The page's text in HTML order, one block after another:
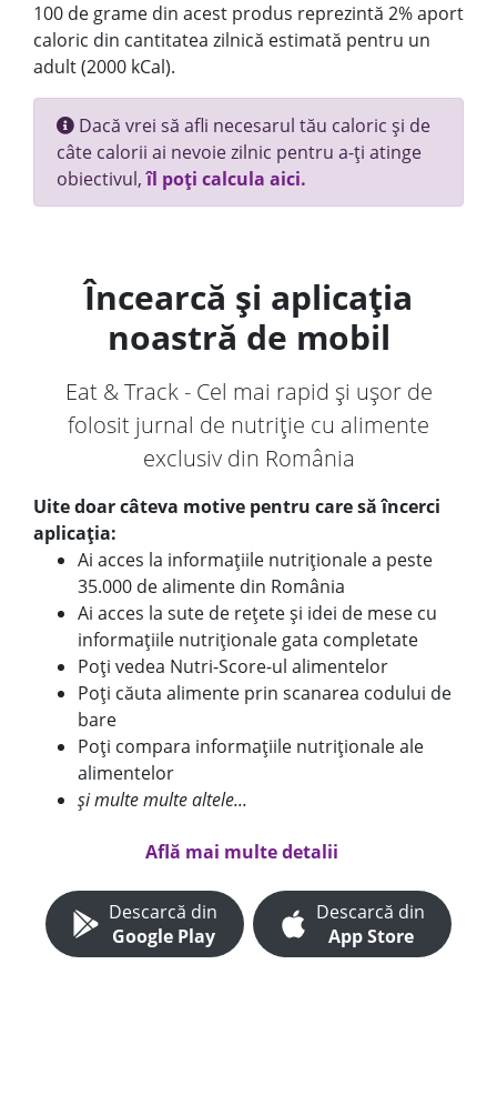
100 de grame din acest produs reprezintă 2% aport
caloric din cantitatea zilnică estimată pentru un
adult (2000 kCal).
Dacă vrei să afli necesarul tău caloric și de
câte calorii ai nevoie zilnic pentru a-ți atinge
obiectivul,îl poți calcula aici.
Încearcă și aplicația
noastră de mobil
Eat & Track - Cel mai rapid și ușor de
folosit jurnal de nutriție cu alimente
exclusiv din România
Uite doar câteva motive pentru care să încerci
aplicația:
Ai acces la informațiile nutriționale a peste
35.000 de alimente din România
Ai acces la sute de rețete și idei de mese cu
informațiile nutriționale gata completate
Poți vedea Nutri-Score-ul alimentelor
Poți căuta alimente prin scanarea codului de
bare
Poți compara informațiile nutriționale ale
alimentelor
și multe multe altele...
Află mai multe detalii
Descarcă din
Google Play
Descarcă din
App Store